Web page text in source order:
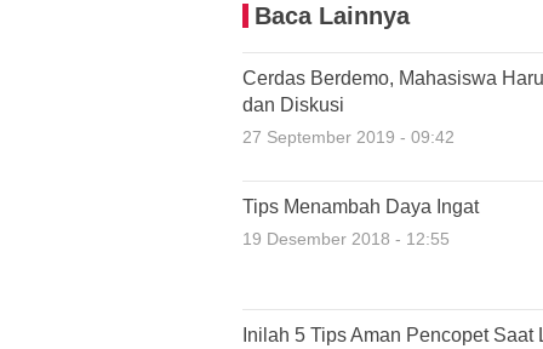
Baca Lainnya
Cerdas Berdemo, Mahasiswa
dan Diskusi
27 September 2019 - 09:42
Tips Menambah Daya Ingat
19 Desember 2018 - 12:55
Inilah 5 Tips Aman Pencopet Saat